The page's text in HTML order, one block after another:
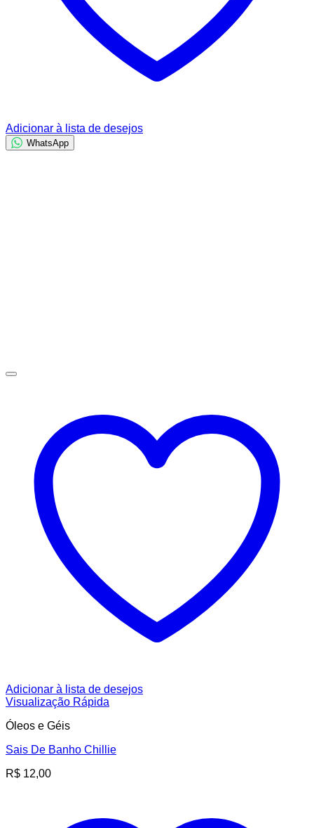
Adicionar à lista de desejos
WhatsApp
Adicionar à lista de desejos
Visualização Rápida
Óleos e Géis
Sais De Banho Chillie
R$ 12,00